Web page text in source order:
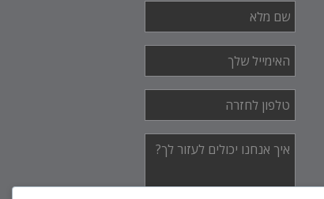
מלא *
שלך *
לחזרה
*
אנחנו
לעזור